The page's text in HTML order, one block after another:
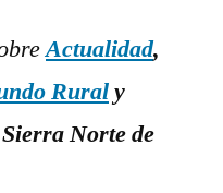
Actualidad,
Ruraly
Sierra Norte de